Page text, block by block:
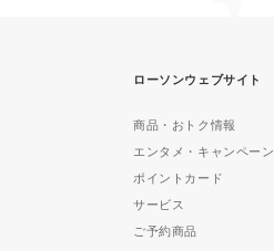
ローソンウェブサイト
商品・おトク情報
エンタメ・キャンペーン
ポイントカード
サービス
ご予約商品